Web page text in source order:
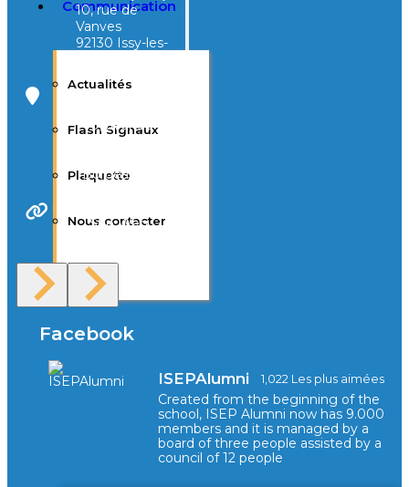
Communication
Actualités
Flash Signaux
Plaquette
Nous contacter
F.A.Q
10, rue de
Vanves
92130 Issy-les-
40, avenue
d’Eysines
Bordeaux
Site Web
Facebook
ISEPAlumni 1,022 Les plus aimées
Created from the beginning of the
school, ISEP Alumni now has 9.000
members and it is managed by a
board of three people assisted by a
council of 12 people